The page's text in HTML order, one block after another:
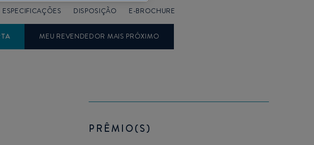
ESPECIFICAÇÕES DISPOSIÇÃO E-BROCHURE
MEU REVENDEDOR MAIS PRÓXIMO
PRÊMIO(S)